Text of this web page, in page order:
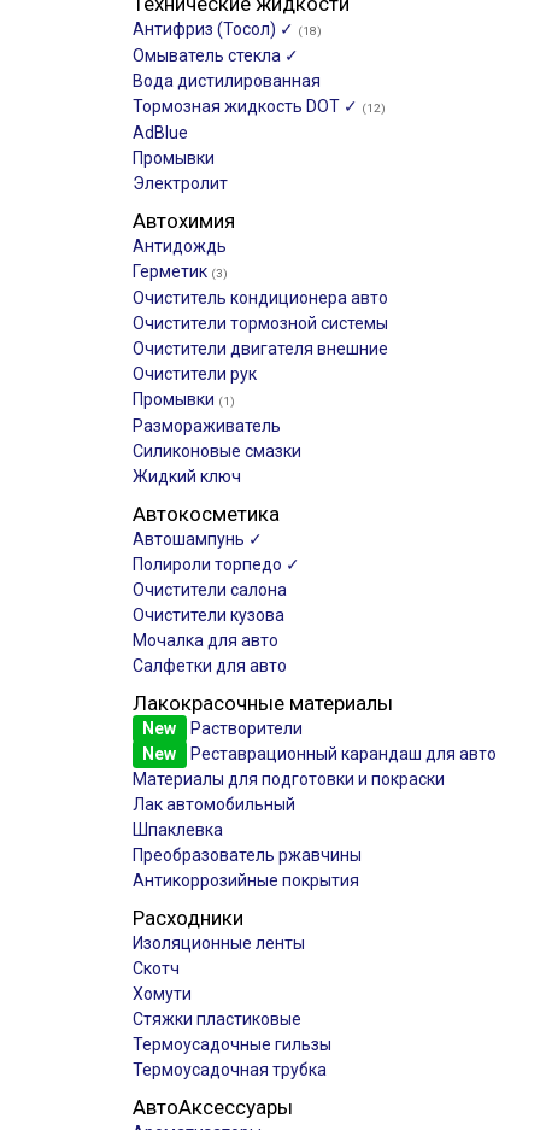
Антифриз (Тосол) ✓ (18)
Омыватель стекла ✓
Вода дистилированная
Тормозная жидкость DOT ✓ (12)
AdBlue
Промывки
Электролит
Автохимия
Антидождь
Герметик (3)
Очиститель кондиционера авто
Очистители тормозной системы
Очистители двигателя внешние
Очистители рук
Промывки (1)
Размораживатель
Силиконовые смазки
Жидкий ключ
Автокосметика
Автошампунь ✓
Полироли торпедо ✓
Очистители салона
Очистители кузова
Мочалка для авто
Салфетки для авто
Лакокрасочные материалы
New
Растворители
New
Реставрационный карандаш для авто
Материалы для подготовки и покраски
Лак автомобильный
Шпаклевка
Преобразователь ржавчины
Антикоррозийные покрытия
Расходники
Изоляционные ленты
Скотч
Хомути
Стяжки пластиковые
Термоусадочные гильзы
Термоусадочная трубка
АвтоАксессуары